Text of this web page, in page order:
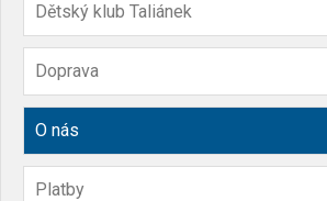
Dětský klub Taliánek
Doprava
O nás
Platby